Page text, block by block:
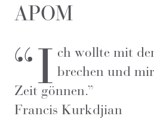
APOM
“I ch wollte mit
brechen und
Zeit gönnen.”
Francis Kurkdjian